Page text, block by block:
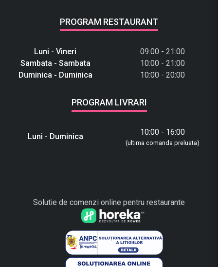
PROGRAM RESTAURANT
Luni - Vineri
09:00 - 21:00
Sambata - Sambata
10:00 - 21:00
Duminica - Duminica
10:00 - 20:00
PROGRAM LIVRARI
Luni - Duminica 10:00 - 16:00
(ultima comanda preluata)
Solutie de comenzi online pentru restaurante